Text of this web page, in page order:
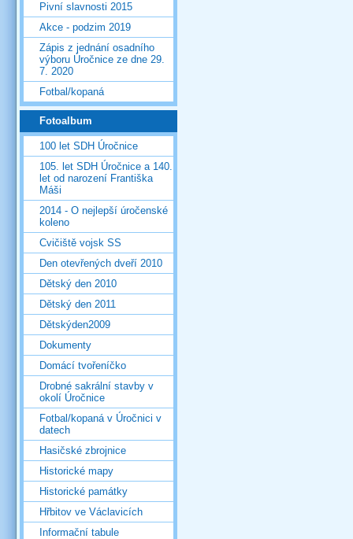
Pivní slavnosti 2015
Akce - podzim 2019
Zápis z jednání osadního
výboru Úročnice ze dne 29.
7. 2020
Fotbal/kopaná
Fotoalbum
100 let SDH Úročnice
105. let SDH Úročnice a 140.
let od narození Františka
Máši
2014 - O nejlepší úročenské
koleno
Cvičiště vojsk SS
Den otevřených dveří 2010
Dětský den 2010
Dětský den 2011
Dětskýden2009
Dokumenty
Domácí tvořeníčko
Drobné sakrální stavby v
okolí Úročnice
Fotbal/kopaná v Úročnici v
datech
Hasičské zbrojnice
Historické mapy
Historické památky
Hřbitov ve Václavicích
Informační tabule